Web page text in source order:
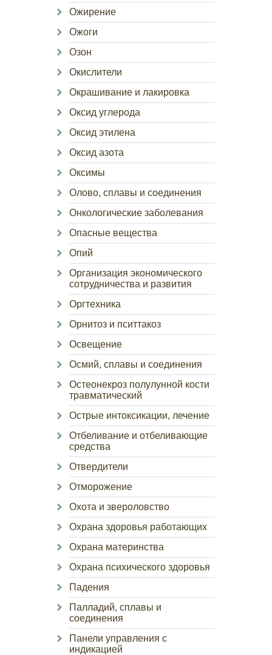
Ожирение
Ожоги
Озон
Окислители
Окрашивание и лакировка
Оксид углерода
Оксид этилена
Оксид азота
Оксимы
Олово, сплавы и соединения
Онкологические заболевания
Опасные вещества
Опий
Организация экономического
сотрудничества и развития
Оргтехника
Орнитоз и пситтакоз
Освещение
Осмий, сплавы и соединения
Остеонекроз полулунной кости
травматический
Острые интоксикации, лечение
Отбеливание и отбеливающие
средства
Отвердители
Отморожение
Охота и звероловство
Охрана здоровья работающих
Охрана материнства
Охрана психического здоровья
Падения
Палладий, сплавы и
соединения
Панели управления с
индикацией